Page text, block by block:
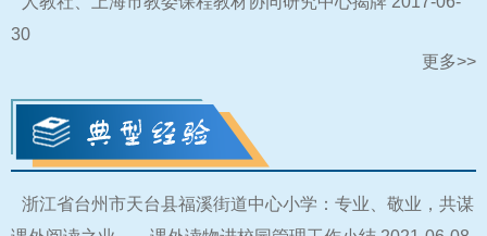
30
更多>>
浙江省台州市天台县福溪街道中心小学：专业、敬业，共谋